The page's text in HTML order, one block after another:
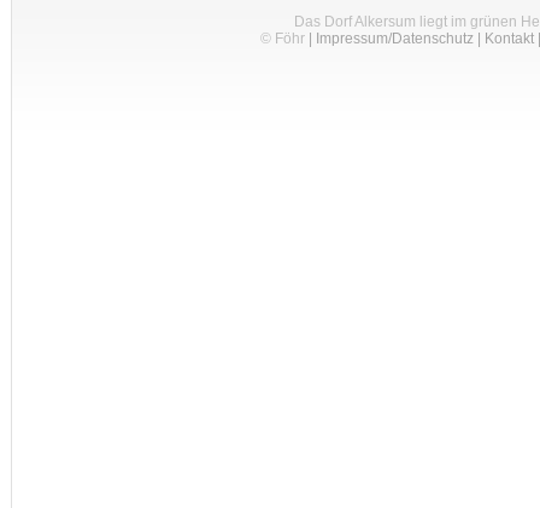
Das Dorf Alkersum liegt im grünen
© Föhr| Impressum/Datenschutz| Kontakt